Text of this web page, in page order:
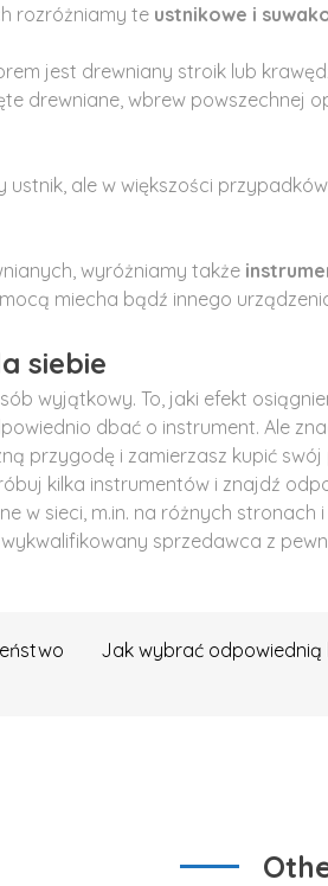
rozróżniamy te ustnikowe i
jest drewniany stroik lub
drewniane, wbrew powszechnej
ale w większości
wyróżniamy także
miecha bądź innego
siebie
wyjątkowy. To, jaki efekt
dbać o instrument. Ale
przygodę i zamierzasz kupić swój
kilka instrumentów i znajdź
w sieci, m.in. na różnych stronach
sprzedawca z
Jak wybrać odpowiednią